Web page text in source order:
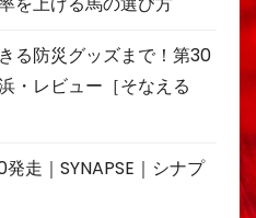
る防災グッズまで！第30
・レビュー［そなえる
走｜SYNAPSE｜シナプ